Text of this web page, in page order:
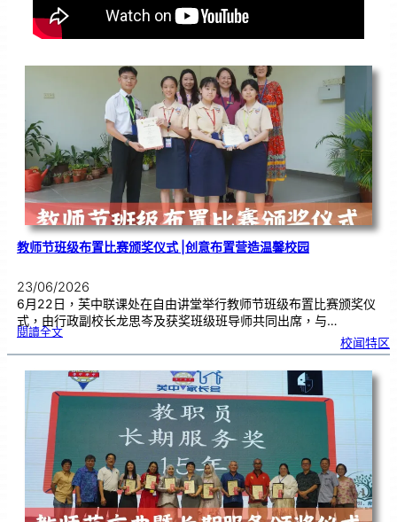
教师节班级布置比赛颁奖仪式 |创意布置营造温馨校园
23/06/2026
6月22日，芙中联课处在自由讲堂举行教师节班级布置比赛颁奖仪
式，由行政副校长龙思岑及获奖班级班导师共同出席，与…
閱讀全文:教
班
布
置
比
颁
奖
温
馨
校
园
校闻特区